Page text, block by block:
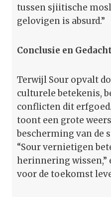
tussen sjiitische
gelovigen is absurd.”
Conclusie en
Terwijl Sour opvalt
culturele betekenis,
conflicten dit
toont een grote
bescherming van de
“Sour vernietigen
herinnering wissen,”
voor de toekomst